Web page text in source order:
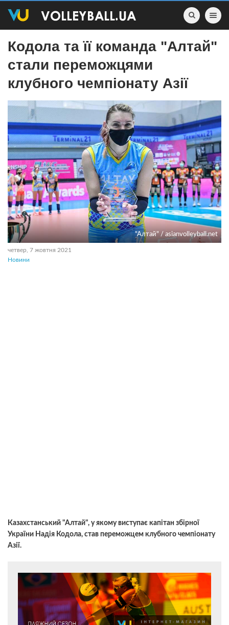
Toggle
Кодола та її команда "Алтай"
стали переможцями
клубного чемпіонату Азії
"Алтай" / asianvolleyball.net
четвер, 7 жовтня 2021
Новини
Казахстанський "Алтай", у якому виступає капітан збірної
України Надія Кодола, став переможцем клубного чемпіонату
Азії.